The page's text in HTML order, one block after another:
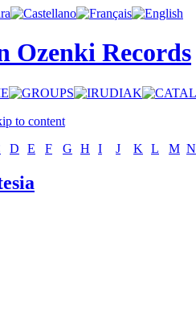
Ozenki Records
to content
D E F G H I J K L M N